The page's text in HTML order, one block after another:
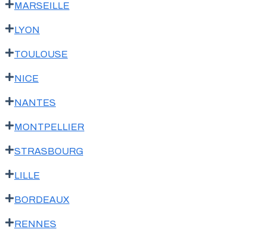
MARSEILLE
LYON
TOULOUSE
NICE
NANTES
MONTPELLIER
STRASBOURG
LILLE
BORDEAUX
RENNES